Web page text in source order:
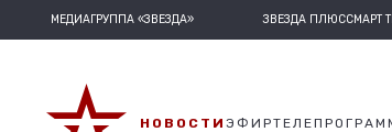
МЕДИАГРУППА «ЗВЕЗДА» ЗВЕЗДА ПЛЮССМАРТ
НОВОСТИ ЭФИР